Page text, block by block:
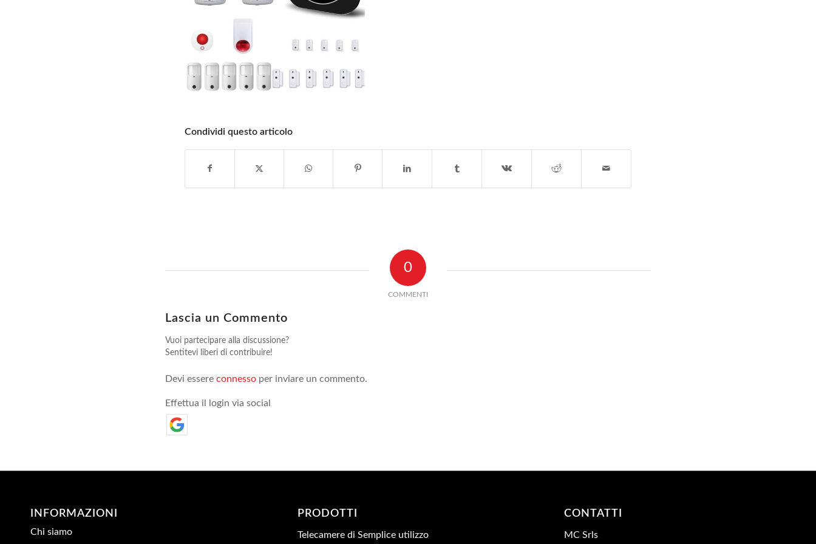
Condividi questo articolo
0
COMMENTI
Lascia un Commento
Vuoi partecipare alla discussione?
Sentitevi liberi di contribuire!
Devi essere connesso per inviare un commento.
Effettua il login via social
INFORMAZIONI
Chi siamo
PRODOTTI
Telecamere di Semplice utilizzo
CONTATTI
MC Srls